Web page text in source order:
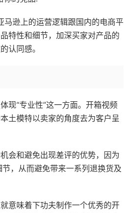
逊上的运营逻辑跟国内的电商平
特性和细节，加深买家对产品的
认同感。
现“专业性”这一方面。开箱视频
土模特以卖家的角度去为客户呈
会和避免出现差评的优势，因为
，从而避免带来一系列退换货及
意味着下功夫制作一个优秀的开